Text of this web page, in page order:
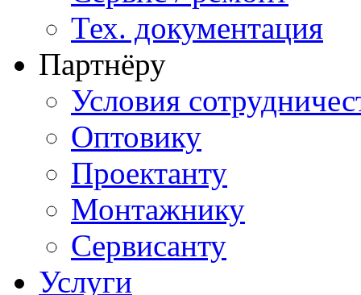
Тех. документация
Партнёру
Условия
Оптовику
Проектанту
Монтажнику
Сервисанту
Услуги